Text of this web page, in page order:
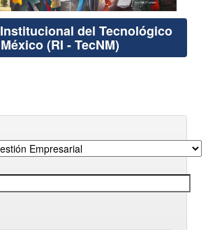
del Tecnológico
(RI - TecNM)